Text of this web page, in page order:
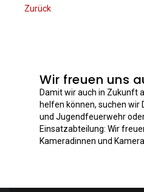
Zurück
Wir freuen uns
Damit wir auch in Zukunft
helfen können, suchen wir
und Jugendfeuerwehr
Einsatzabteilung: Wir
Kameradinnen und